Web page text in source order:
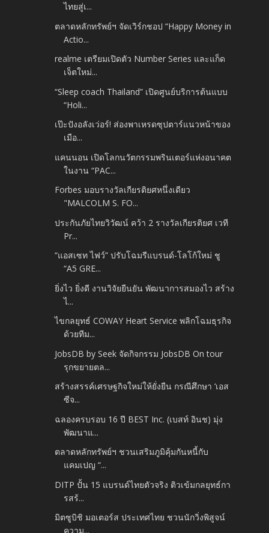
ไทยสู่เ...
ตลาดหลักทรัพย์ฯ จัดเวิร์กชอป “Happy Money in
Actio...
realme เตรียมเปิดตัว Number Series และแก็ด
เจ็ตใหม่...
“Sleep coach Thailand” เปิดศูนย์บริการต้นแบบ
“Holi...
เป๊ะปังอลังเว่อร์! ส่องพาเหรดซุปตาร์แนวหน้าของ
เมือ...
แคนนอน เปิดโลกนวัตกรรมพรินเตอร์แห่งอนาคต
ในงาน “PAC...
Forbes มอบรางวัลเกียรติยศหนึ่งเดียว
"MALCOLM S. FO...
ประกันภัยไทยวิวัฒน์ คว้า 2 รางวัลเกียรติยศ เวที
Pr...
“แอสเซท ไฟว์” ปรับโฉมรีแบรนด์-โลโก้ใหม่ ชู
“A5 GRE...
ยิ่งไว ยิ่งดี งานวิจัยยืนยัน พัฒนาการสมองไว สร้าง
ไ...
ไขกลยุทธ์ COWAY Heart Service พลิกโฉมธุรกิจ
ด้วยทีม...
JobsDB by Seek จัดกิจกรรม JobsDB On tour
รุกขยายตล...
สร้างสรรค์เศรษฐกิจใหม่ให้ยั่งยืน กรณีศึกษา ‘เอส
ซีจ...
ฉลองครบรอบ 16 ปี BEST Inc. (เบสท์ อินช) มุ่ง
พัฒนาแ...
ตลาดหลักทรัพย์ฯ ชวนเสริมภูมิคุ้มกันหนี้กับ
แคมเปญ “...
DITP ปั้น 15 แบรนด์ไทยตัวจริง ติวเข้มกลยุทธ์กา
รสร้...
มิตซูบิชิ มอเตอร์ส ประเทศไทย ชวนนักวิ่งพิสูจน์
ความ...